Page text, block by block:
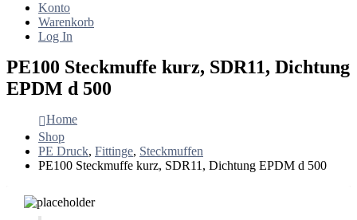
Konto
Warenkorb
Log In
PE100 Steckmuffe kurz, SDR11, Dichtung
EPDM d 500
Home
Shop
PE Druck, Fittinge, Steckmuffen
PE100 Steckmuffe kurz, SDR11, Dichtung EPDM d 500